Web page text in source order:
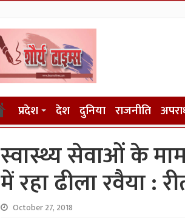
प्रदेश देश दुनिया राजनीति
स्वास्थ्य सेवाओं के
में रहा ढीला रवैया :
October 27, 2018